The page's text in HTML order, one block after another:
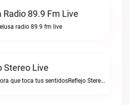
Radio 89.9 Fm Live
radio 89.9 fm live
Stereo Live
Una emisora que toca tus sentidosReflejo Stereo live